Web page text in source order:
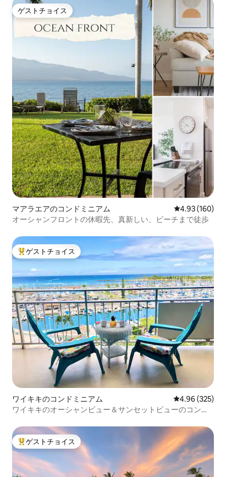
ゲストチョイス
ゲストチョイス
マアラエアのコンドミニアム レビュー160
4.93 (160)
オーシャンフロントの休暇先、真新しい、ビーチまで徒歩
大好評のゲストチョイスです。
ゲストチョイス
ワイキキのコンドミニアム レビュー325
4.96 (325)
ワイキキのオーシャンビュー＆サンセットビューのコンド
大好評のゲストチョイスです。
ゲストチョイス